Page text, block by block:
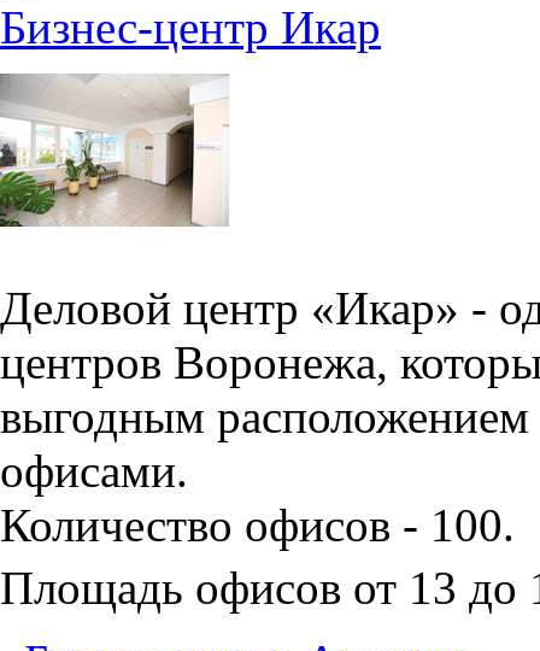
Бизнес-центр Икар
Деловой центр «Икар» -
центров Воронежа,
выгодным
офисами.
Количество офисов - 100.
Площадь офисов от 13 до